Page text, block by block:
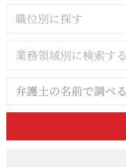
職位別に探す
業務領域別に検索する